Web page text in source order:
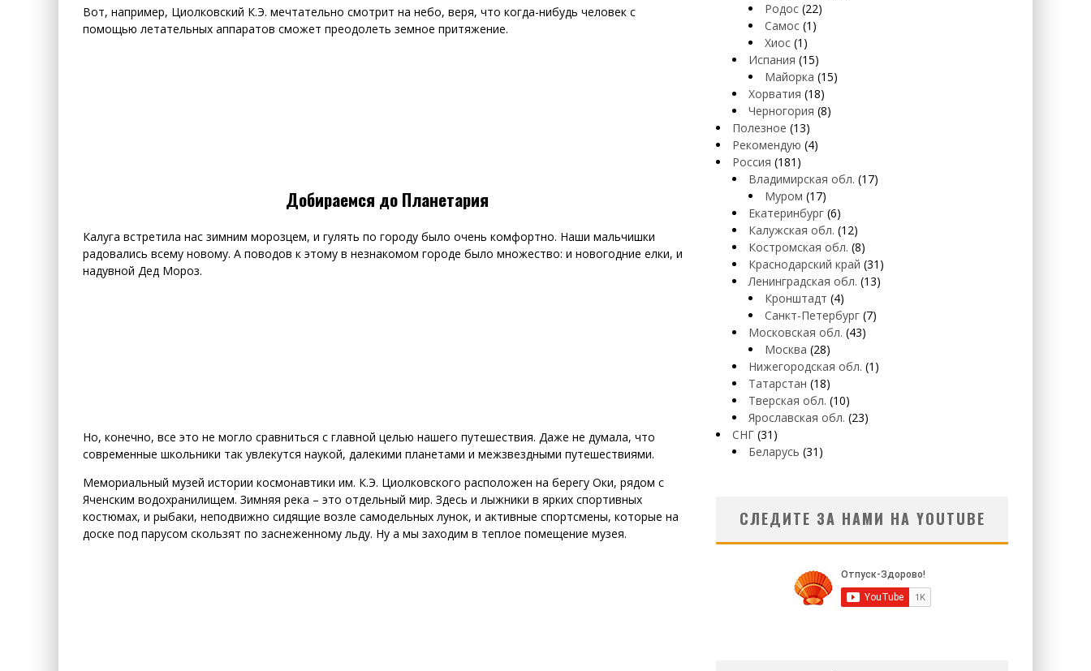
Вот, например, Циолковский К.Э. мечтательно смотрит на небо, веря, что когда-нибудь человек с
помощью летательных аппаратов сможет преодолеть земное притяжение.
Добираемся до Планетария
Калуга встретила нас зимним морозцем, и гулять по городу было очень комфортно. Наши мальчишки
радовались всему новому. А поводов к этому в незнакомом городе было множество: и новогодние елки, и
надувной Дед Мороз.
Но, конечно, все это не могло сравниться с главной целью нашего путешествия. Даже не думала, что
современные школьники так увлекутся наукой, далекими планетами и межзвездными путешествиями.
Мемориальный музей истории космонавтики им. К.Э. Циолковского расположен на берегу Оки, рядом с
Яченским водохранилищем. Зимняя река – это отдельный мир. Здесь и лыжники в ярких спортивных
костюмах, и рыбаки, неподвижно сидящие возле самодельных лунок, и активные спортсмены, которые на
доске под парусом скользят по заснеженному льду. Ну а мы заходим в теплое помещение музея.
Родос (22)
Самос (1)
Хиос (1)
Испания (15)
Майорка (15)
Хорватия (18)
Черногория (8)
Полезное (13)
Рекомендую (4)
Россия (181)
Владимирская обл. (17)
Муром (17)
Екатеринбург (6)
Калужская обл. (12)
Костромская обл. (8)
Краснодарский край (31)
Ленинградская обл. (13)
Кронштадт (4)
Санкт-Петербург (7)
Московская обл. (43)
Москва (28)
Нижегородская обл. (1)
Татарстан (18)
Тверская обл. (10)
Ярославская обл. (23)
СНГ (31)
Беларусь (31)
СЛЕДИТЕ ЗА НАМИ НА YOUTUBE